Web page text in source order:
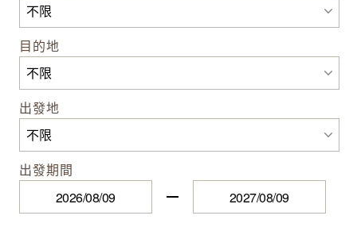
目的地
出發地
出發期間